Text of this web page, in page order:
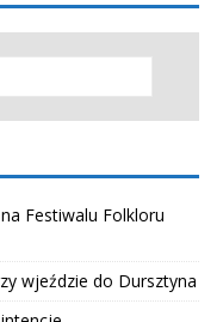
Festiwalu Folkloru
wjeździe do Dursztyna